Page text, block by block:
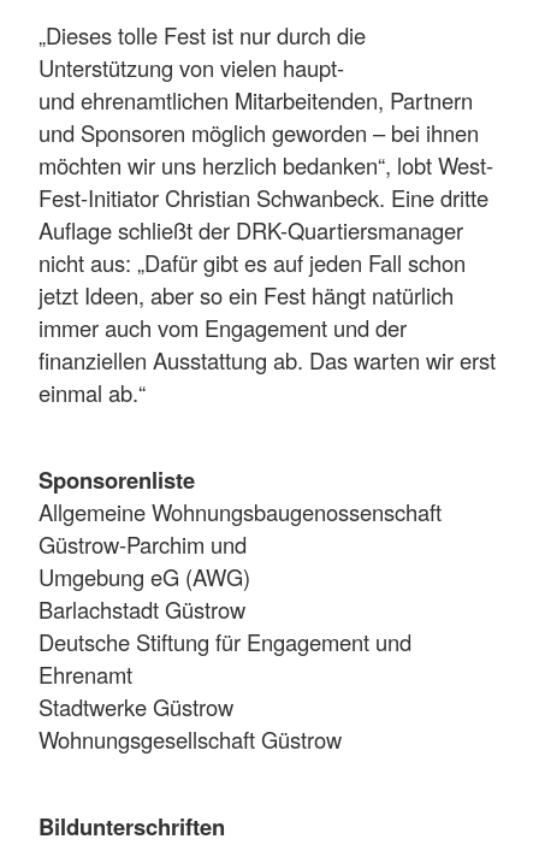
„Dieses tolle Fest ist nur durch die
Unterstützung von vielen haupt-
und ehrenamtlichen Mitarbeitenden, Partnern
und Sponsoren möglich geworden – bei ihnen
möchten wir uns herzlich bedanken“, lobt West-
Fest-Initiator Christian Schwanbeck. Eine dritte
Auflage schließt der DRK-Quartiersmanager
nicht aus: „Dafür gibt es auf jeden Fall schon
jetzt Ideen, aber so ein Fest hängt natürlich
immer auch vom Engagement und der
finanziellen Ausstattung ab. Das warten wir erst
einmal ab.“
Sponsorenliste
Allgemeine Wohnungsbaugenossenschaft
Güstrow-Parchim und
Umgebung eG (AWG)
Barlachstadt Güstrow
Deutsche Stiftung für Engagement und
Ehrenamt
Stadtwerke Güstrow
Wohnungsgesellschaft Güstrow
Bildunterschriften